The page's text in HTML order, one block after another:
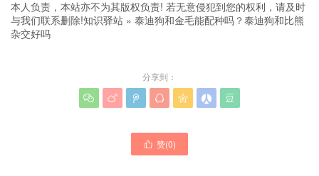
本人负责，本站亦不为其版权负责! 若无意侵犯到您的权利，请及时
与我们联系删除!知识驿站 » 泰迪狗和金毛能配种吗？泰迪狗和比熊
杂交好吗
分享到：
      
 赞(0)